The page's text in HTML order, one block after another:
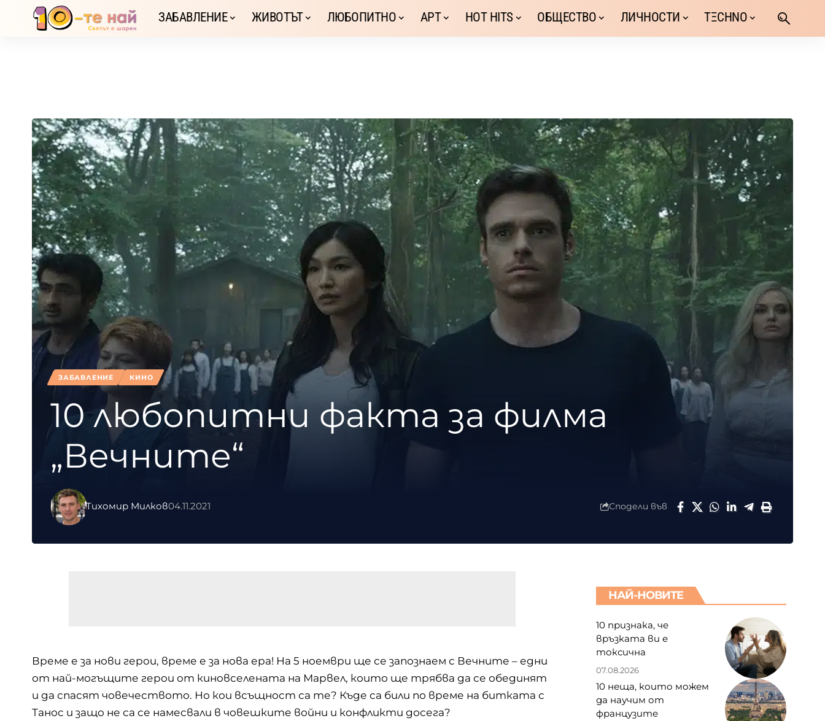
ЗАБАВЛЕНИЕ ЖИВОТЪТ ЛЮБОПИТНО АРТ HOT HITS ОБЩЕСТВО ЛИЧНОСТИ TΞCHNO
ЗАБАВЛЕНИЕ КИНО
10 любопитни факта за филма
„Вечните“
Тихомир Милков04.11.2021 Сподели във
Време е за нови герои, време е за нова ера! На 5 ноември ще се запознаем с Вечните – едни
от най-могъщите герои от киновселената на Марвел, които ще трябва да се обединят
и да спасят човечеството. Но кои всъщност са те? Къде са били по време на битката с
Танос и защо не са се намесвали в човешките войни и конфликти досега?
НАЙ-НОВИТЕ
10 признака, че
връзката ви е
токсична
07.08.2026
10 неща, които можем
да научим от
французите